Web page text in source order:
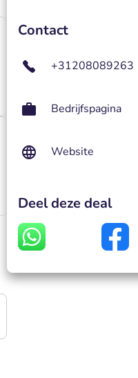
Contact
+31208089263
Bedrijfspagina
Website
Deel deze deal